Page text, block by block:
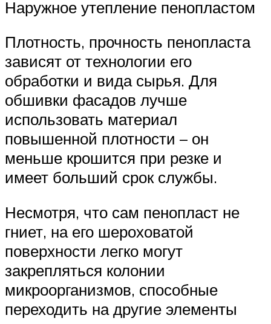
Наружное утепление пенопластом
Плотность, прочность пенопласта
зависят от технологии его
обработки и вида сырья. Для
обшивки фасадов лучше
использовать материал
повышенной плотности – он
меньше крошится при резке и
имеет больший срок службы.
Несмотря, что сам пенопласт не
гниет, на его шероховатой
поверхности легко могут
закрепляться колонии
микроорганизмов, способные
переходить на другие элементы